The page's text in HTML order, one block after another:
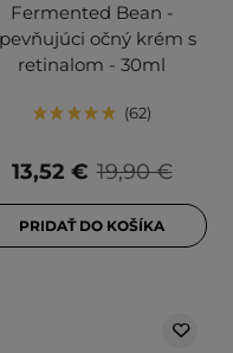
Fermented Bean -
očný krém s
retinalom - 30ml
62
19,90 €
13,52 €
PRIDAŤ DO KOŠÍKA